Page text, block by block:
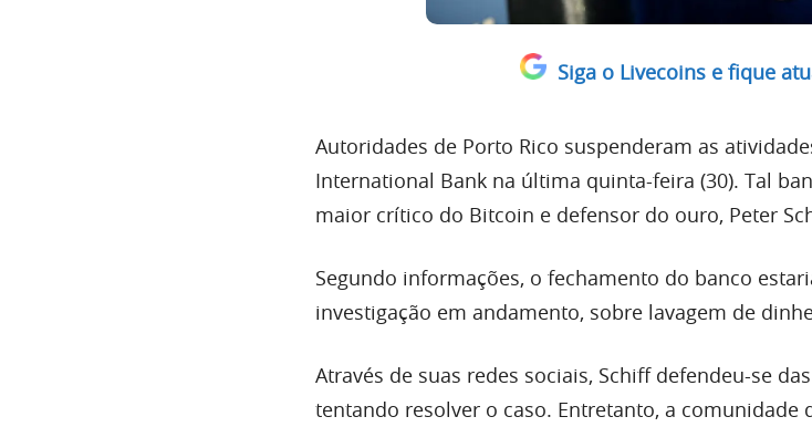
Siga o Livecoins e fique
Autoridades de Porto Rico suspenderam as
International Bank na última quinta-feira (30). Tal
maior crítico do Bitcoin e defensor do ouro, Peter
Segundo informações, o fechamento do banco
investigação em andamento, sobre lavagem de
Através de suas redes sociais, Schiff defendeu-se
tentando resolver o caso. Entretanto, a comunidade